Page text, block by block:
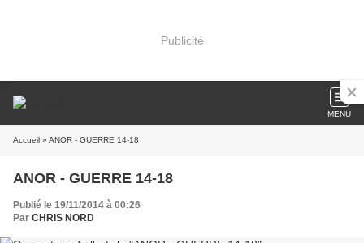
Publicité
MENU
Accueil » ANOR - GUERRE 14-18
ANOR - GUERRE 14-18
Publié le 19/11/2014 à 00:26
Par CHRIS NORD